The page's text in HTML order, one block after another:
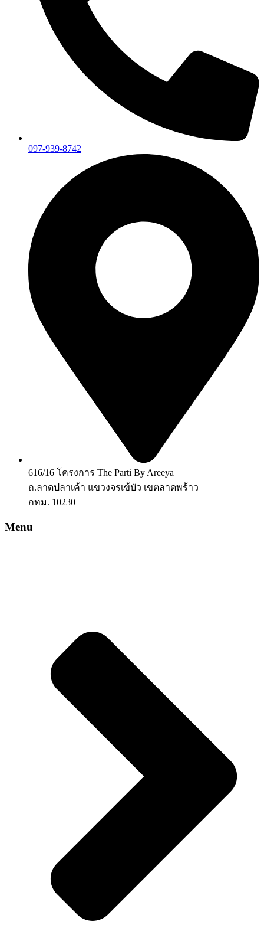
097-939-8742
616/16 โครงการ The Parti By Areeya
ถ.ลาดปลาเค้า แขวงจรเข้บัว เขตลาดพร้าว
กทม. 10230
Menu